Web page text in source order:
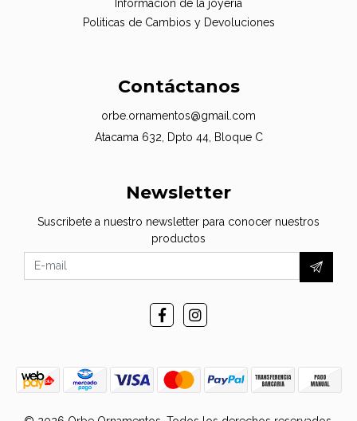
Información de la joyería
Politicas de Cambios y Devoluciones
Contáctanos
orbe.ornamentos@gmail.com
Atacama 632, Dpto 44, Bloque C
Newsletter
Suscribete a nuestro newsletter para conocer nuestros
productos